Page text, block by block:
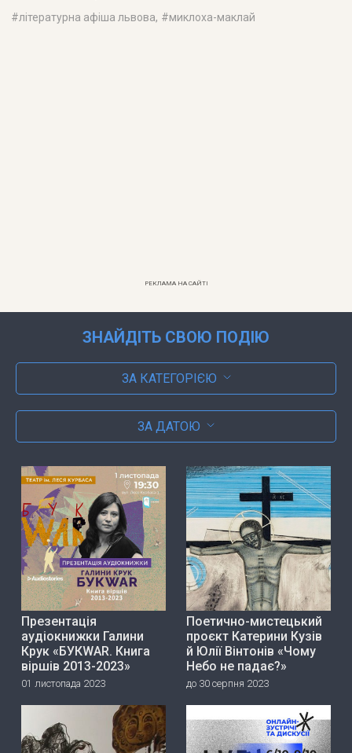
#літературна афіша львова, #миклоха-маклай
РЕКЛАМА НА САЙТІ
ЗНАЙДІТЬ СВОЮ ПОДІЮ
ЗА КАТЕГОРІЄЮ
ЗА ДАТОЮ
Презентація
аудіокнижки Галини
Крук «БУКWAR. Книга
віршів 2013-2023»
01 листопада 2023
Поетично-мистецький
проєкт Катерини Кузів
й Юлії Вінтонів «Чому
Небо не падає?»
до 30 серпня 2023